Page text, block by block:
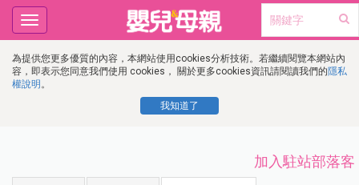
為提供您更多優質的內容，本網站使用cookies分析技術。若繼續閱覽本網站內
容，即表示您同意我們使用 cookies， 關於更多cookies資訊請閱讀我們的隱私
權說明 。
我知道了
Toggle
navigation
加入駐站部落客